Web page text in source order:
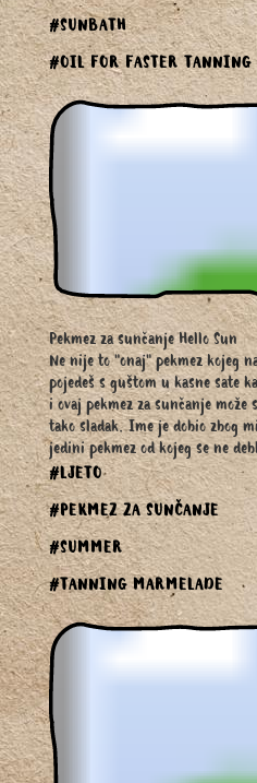
#SUNBATH
#OIL FOR FASTER TANNING
Pekmez za sunčanje Hello Sun
Ne nije to "onaj" pekmez kojeg
pojedeš s guštom u kasne sate
i ovaj pekmez za sunčanje
tako sladak. Ime je dobio zbog
jedini pekmez od kojeg se ne
#LJETO
#PEKMEZ ZA SUNČANJE
#SUMMER
#TANNING MARMELADE